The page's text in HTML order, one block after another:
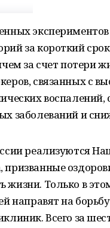
за короткий
за счет потери
связанных с
заболеваний и
реализуются
Только в
направят на
Всего за